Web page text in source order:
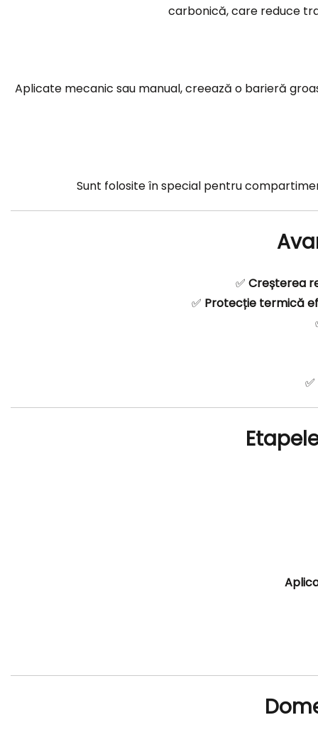
carbonică, care reduce
Aplicate mecanic sau manual, creează o barieră
Sunt folosite în special pentru
✅ Creșterea
✅ Protecție termică
✅